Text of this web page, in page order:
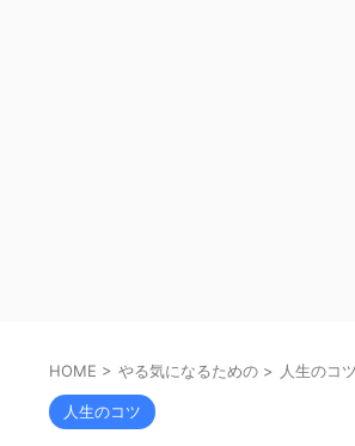
HOME > やる気になるための > 人生のコ
人生のコツ